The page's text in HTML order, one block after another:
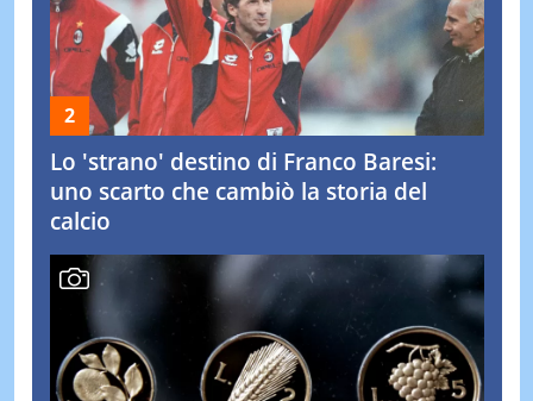
Lo 'strano' destino di Franco Baresi:
uno scarto che cambiò la storia del
calcio